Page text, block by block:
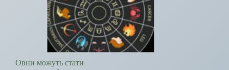
Овни можуть стати